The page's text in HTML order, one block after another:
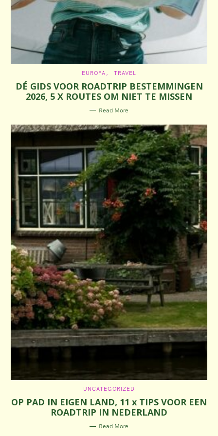
T
E
G
O
R
I
S
EUROPA TRAVEL
DÉ GIDS VOOR ROADTRIP BESTEMMINGEN
2026, 5 X ROUTES OM NIET TE MISSEN
Read More
C
T
E
O
R
I
UNCATEGORIZED
OP PAD IN EIGEN LAND, 11 x TIPS VOOR EEN
ROADTRIP IN NEDERLAND
Read More